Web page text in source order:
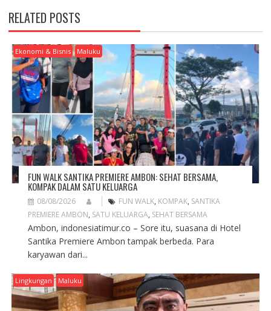
A
V
I
G
A
T
N
RELATED POSTS
Ekonomi & Bisnis Maluku
FUN WALK SANTIKA PREMIERE AMBON: SEHAT BERSAMA,
KOMPAK DALAM SATU KELUARGA
08/08/2026 FUN WALK, KOMPAK, SANTIKA
PREMIERE AMBON, SATU KELUARGA, SEHAT BERSAMA
Ambon, indonesiatimur.co – Sore itu, suasana di Hotel
Santika Premiere Ambon tampak berbeda. Para
karyawan dari...
Lingkungan Maluku